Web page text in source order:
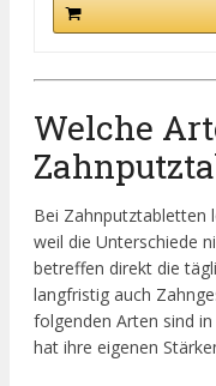
Welche
Bei Zahnputztabletten
weil die Unterschiede
betreffen direkt die
langfristig auch
folgenden Arten sind
hat ihre eigenen